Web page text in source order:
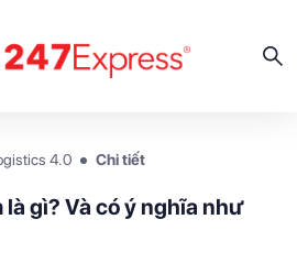
4.0 Chi tiết
là gì? Và có ý nghĩa như